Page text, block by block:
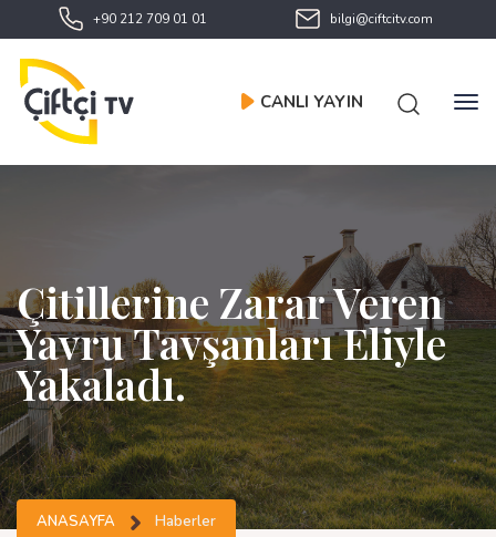
+90 212 709 01 01 bilgi@ciftcitv.com
CANLI YAYIN
Çitillerine Zarar Veren
Yavru Tavşanları Eliyle
Yakaladı.
ANASAYFA Haberler